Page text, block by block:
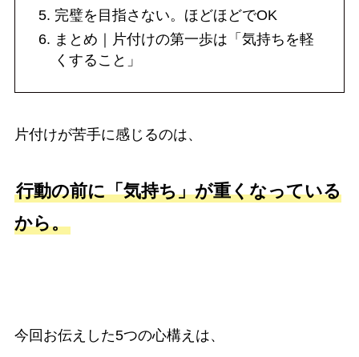
完璧を目指さない。ほどほどでOK
まとめ｜片付けの第一歩は「気持ちを軽
くすること」
片付けが苦手に感じるのは、
行動の前に「気持ち」が重くなっている
から。
今回お伝えした5つの心構えは、